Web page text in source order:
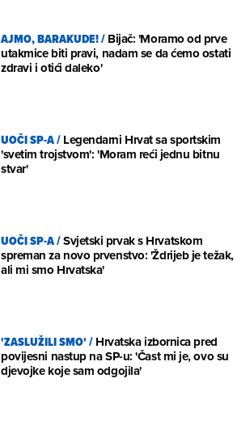
AJMO, BARAKUDE!/Bijač: 'Moramo od prve
utakmice biti pravi, nadam se da ćemo ostati
zdravi i otići daleko'
UOČI SP-A/Legendarni Hrvat sa sportskim
'svetim trojstvom': 'Moram reći jednu bitnu
stvar'
UOČI SP-A/Svjetski prvak s Hrvatskom
spreman za novo prvenstvo: 'Ždrijeb je težak,
ali mi smo Hrvatska'
'ZASLUŽILI SMO'/Hrvatska izbornica pred
povijesni nastup na SP-u: 'Čast mi je, ovo su
djevojke koje sam odgojila'